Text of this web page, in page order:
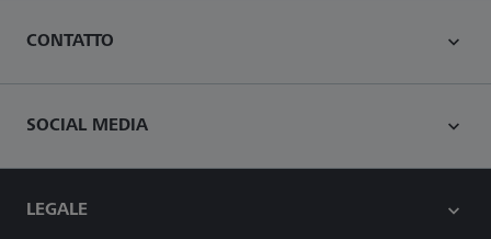
CONTATTO
SOCIAL MEDIA
LEGALE